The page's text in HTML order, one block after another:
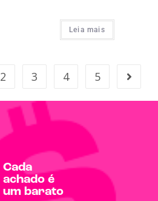
Leia mais
2 3 4 5
Cada
achado é
um barato